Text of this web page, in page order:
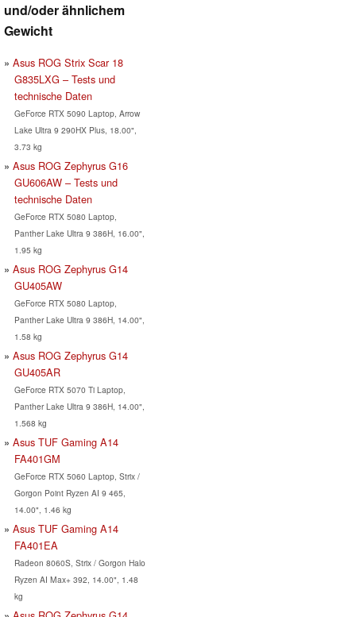
und/oder ähnlichem
Gewicht
Asus ROG Strix Scar 18
G835LXG – Tests und
technische Daten
GeForce RTX 5090 Laptop, Arrow
Lake Ultra 9 290HX Plus, 18.00",
3.73 kg
Asus ROG Zephyrus G16
GU606AW – Tests und
technische Daten
GeForce RTX 5080 Laptop,
Panther Lake Ultra 9 386H, 16.00",
1.95 kg
Asus ROG Zephyrus G14
GU405AW
GeForce RTX 5080 Laptop,
Panther Lake Ultra 9 386H, 14.00",
1.58 kg
Asus ROG Zephyrus G14
GU405AR
GeForce RTX 5070 Ti Laptop,
Panther Lake Ultra 9 386H, 14.00",
1.568 kg
Asus TUF Gaming A14
FA401GM
GeForce RTX 5060 Laptop, Strix /
Gorgon Point Ryzen AI 9 465,
14.00", 1.46 kg
Asus TUF Gaming A14
FA401EA
Radeon 8060S, Strix / Gorgon Halo
Ryzen AI Max+ 392, 14.00", 1.48
kg